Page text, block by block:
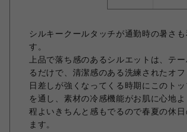
シルキークールタッチが通勤時の暑さ
す。
上品で落ち感のあるシルエットは、テ
るだけで、清潔感のある洗練されたオ
日差しが強くなってくる時期にこのト
を通し、素材の冷感機能がお肌に心地よ
程よいきちんと感もでるので春夏の休
ます。